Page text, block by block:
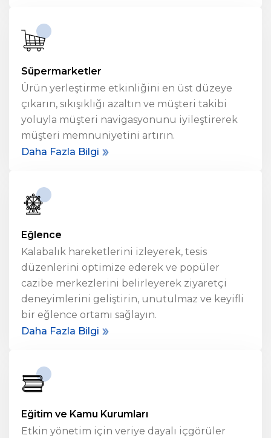
Süpermarketler
Ürün yerleştirme etkinliğini en üst düzeye
çıkarın, sıkışıklığı azaltın ve müşteri takibi
yoluyla müşteri navigasyonunu iyileştirerek
müşteri memnuniyetini artırın.
Daha Fazla Bilgi
Eğlence
Kalabalık hareketlerini izleyerek, tesis
düzenlerini optimize ederek ve popüler
cazibe merkezlerini belirleyerek ziyaretçi
deneyimlerini geliştirin, unutulmaz ve keyifli
bir eğlence ortamı sağlayın.
Daha Fazla Bilgi
Eğitim ve Kamu Kurumları
Etkin yönetim için veriye dayalı içgörüler